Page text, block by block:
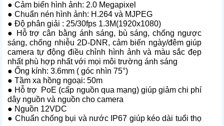
● Cảm biến hình ảnh: 2.0 Megapixel
● Chuẩn nén hình ảnh: H.264 và MJPEG
● Độ phân giải : 25/30fps 1.3M(1920x1080)
● Hỗ trợ cân bằng ánh sáng, bù sáng, chống ngược
sáng, chống nhiễu 2D-DNR, cảm biến ngày/đêm giúp
camera tự động điều chỉnh hình ảnh và màu sắc đẹp
nhất phù hợp nhất với mọi môi trường ánh sáng
● Ống kính: 3.6mm ( góc nhìn 75°)
● Tầm xa hồng ngoại: 50m
● Hỗ trợ PoE (cấp nguồn qua mạng) giúp giảm chi phí
dây nguồn và nguồn cho camera
● Nguồn 12VDC
● Chuẩn chống bụi và nước IP67 giúp kéo dài tuổi thọ